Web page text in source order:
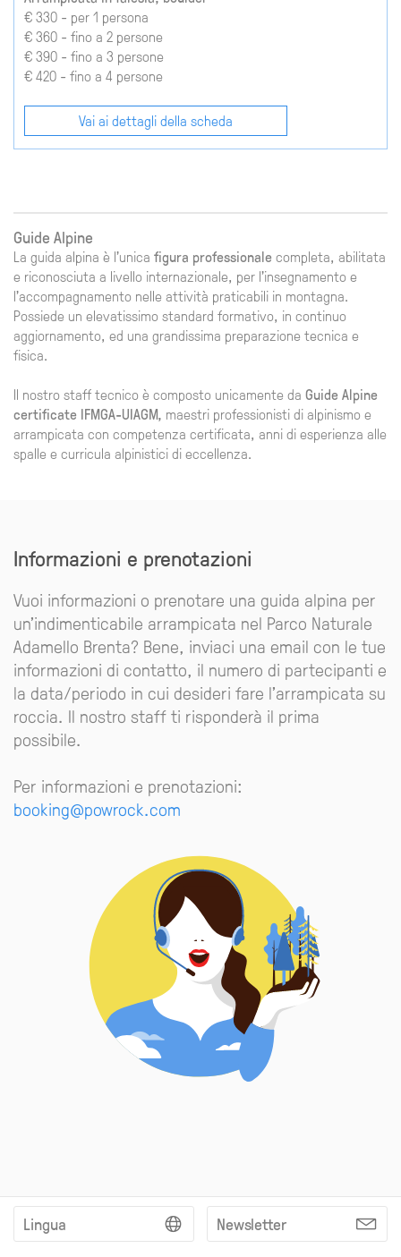
€ 330 - per 1 persona
€ 360 - fino a 2 persone
€ 390 - fino a 3 persone
€ 420 - fino a 4 persone
Vai ai dettagli della scheda
Guide Alpine
La guida alpina è l'unica figura professionale completa, abilitata
e riconosciuta a livello internazionale, per l'insegnamento e
l'accompagnamento nelle attività praticabili in montagna.
Possiede un elevatissimo standard formativo, in continuo
aggiornamento, ed una grandissima preparazione tecnica e
fisica.
Il nostro staff tecnico è composto unicamente da Guide Alpine
certificate IFMGA-UIAGM, maestri professionisti di alpinismo e
arrampicata con competenza certificata, anni di esperienza alle
spalle e curricula alpinistici di eccellenza.
Informazioni e prenotazioni
Vuoi informazioni o prenotare una guida alpina per
un'indimenticabile arrampicata nel Parco Naturale
Adamello Brenta? Bene, inviaci una email con le tue
informazioni di contatto, il numero di partecipanti e
la data/periodo in cui desideri fare l'arrampicata su
roccia. Il nostro staff ti risponderà il prima
possibile.
Per informazioni e prenotazioni:
booking@powrock.com
Lingua Newsletter